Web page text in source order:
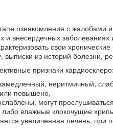
ознакомления с жалобами
и внесердечных
свои
из историй болезни,
признаки
неритмичный,
повышено,
могут
влажные клокочущие
увеличенная печень, при